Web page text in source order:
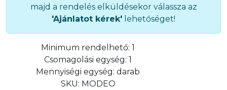
quantitymajd a rendelés elküldésekor válassza az
'Ajánlatot kérek' lehetőséget!
Minimum rendelhető: 1
Csomagolási egység: 1
Mennyiségi egység: darab
SKU: MODEO